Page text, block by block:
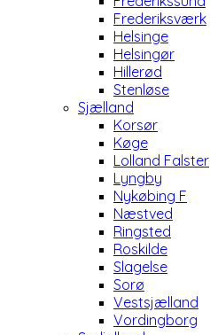
Frederiksværk
Helsinge
Helsingør
Hillerød
Stenløse
Sjælland
Korsør
Køge
Lolland Falster
Lyngby
Nykøbing F
Næstved
Ringsted
Roskilde
Slagelse
Sorø
Vestsjælland
Vordingborg